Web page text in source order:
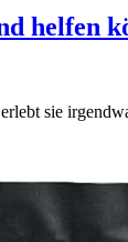
helfen
sie